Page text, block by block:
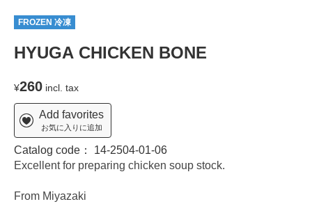
FROZEN 冷凍
HYUGA CHICKEN BONE
¥260 incl. tax
Add favorites
お気に入りに追加
Catalog code： 14-2504-01-06
Excellent for preparing chicken soup stock.
From Miyazaki